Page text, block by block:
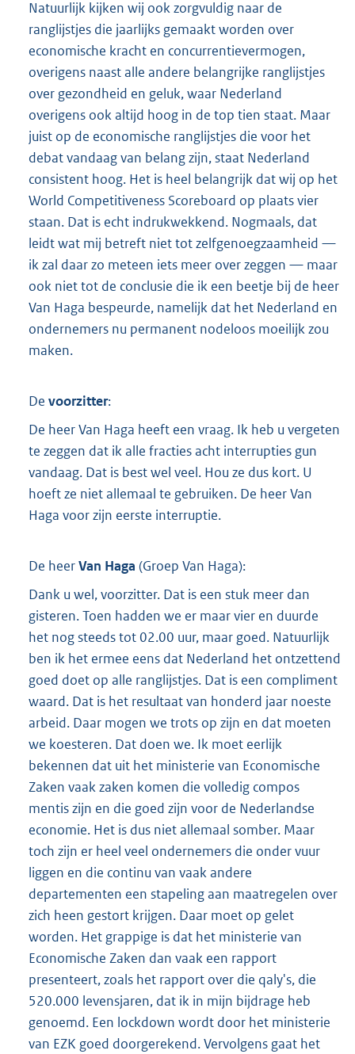
Natuurlijk kijken wij ook zorgvuldig naar de
ranglijstjes die jaarlijks gemaakt worden over
economische kracht en concurrentievermogen,
overigens naast alle andere belangrijke ranglijstjes
over gezondheid en geluk, waar Nederland
overigens ook altijd hoog in de top tien staat. Maar
juist op de economische ranglijstjes die voor het
debat vandaag van belang zijn, staat Nederland
consistent hoog. Het is heel belangrijk dat wij op het
World Competitiveness Scoreboard op plaats vier
staan. Dat is echt indrukwekkend. Nogmaals, dat
leidt wat mij betreft niet tot zelfgenoegzaamheid —
ik zal daar zo meteen iets meer over zeggen — maar
ook niet tot de conclusie die ik een beetje bij de heer
Van Haga bespeurde, namelijk dat het Nederland en
ondernemers nu permanent nodeloos moeilijk zou
maken.
De voorzitter:
De heer Van Haga heeft een vraag. Ik heb u vergeten
te zeggen dat ik alle fracties acht interrupties gun
vandaag. Dat is best wel veel. Hou ze dus kort. U
hoeft ze niet allemaal te gebruiken. De heer Van
Haga voor zijn eerste interruptie.
De heerVan Haga (Groep Van Haga):
Dank u wel, voorzitter. Dat is een stuk meer dan
gisteren. Toen hadden we er maar vier en duurde
het nog steeds tot 02.00 uur, maar goed. Natuurlijk
ben ik het ermee eens dat Nederland het ontzettend
goed doet op alle ranglijstjes. Dat is een compliment
waard. Dat is het resultaat van honderd jaar noeste
arbeid. Daar mogen we trots op zijn en dat moeten
we koesteren. Dat doen we. Ik moet eerlijk
bekennen dat uit het ministerie van Economische
Zaken vaak zaken komen die volledig compos
mentis zijn en die goed zijn voor de Nederlandse
economie. Het is dus niet allemaal somber. Maar
toch zijn er heel veel ondernemers die onder vuur
liggen en die continu van vaak andere
departementen een stapeling aan maatregelen over
zich heen gestort krijgen. Daar moet op gelet
worden. Het grappige is dat het ministerie van
Economische Zaken dan vaak een rapport
presenteert, zoals het rapport over die qaly's, die
520.000 levensjaren, dat ik in mijn bijdrage heb
genoemd. Een lockdown wordt door het ministerie
van EZK goed doorgerekend. Vervolgens gaat het